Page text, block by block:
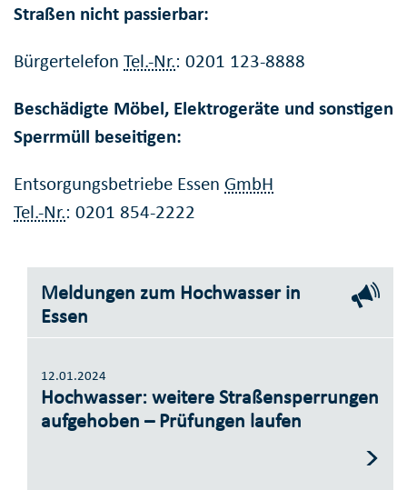
Straßen nicht passierbar:
Bürgertelefon Tel.-Nr.: 0201 123-8888
Beschädigte Möbel, Elektrogeräte und sonstigen
Sperrmüll beseitigen:
Entsorgungsbetriebe Essen GmbH
Tel.-Nr.: 0201 854-2222
Meldungen zum Hochwasser in
Essen
12.01.2024
Hochwasser: weitere Straßensperrungen
aufgehoben – Prüfungen laufen